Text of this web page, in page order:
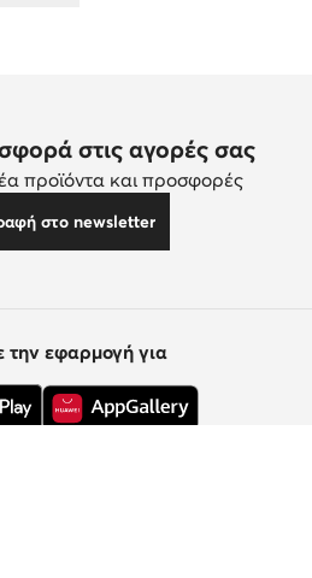
στις αγορές σας
προϊόντα και προσφορές
στο newsletter
την εφαρμογή για